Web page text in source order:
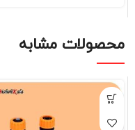
محصولات مشابه